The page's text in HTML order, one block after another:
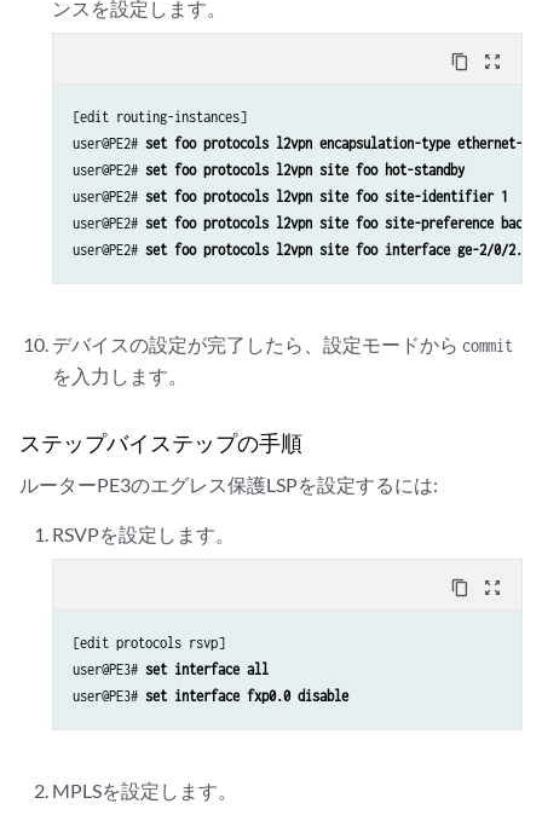
ンスを設定します。
content_copy zoom_out_map
[edit routing-instances]
user@PE2# set foo protocols l2vpn encapsulation-type ethernet-
user@PE2# set foo protocols l2vpn site foo hot-standby
user@PE2# set foo protocols l2vpn site foo site-identifier 1
user@PE2# set foo protocols l2vpn site foo site-preference
user@PE2# set foo protocols l2vpn site foo interface ge-2/0/2.0
デバイスの設定が完了したら、設定モードから commit
を入力します。
ステップバイステップの手順
ルーターPE3のエグレス保護LSPを設定するには:
RSVPを設定します。
content_copy zoom_out_map
[edit protocols rsvp]
user@PE3# set interface all
user@PE3# set interface fxp0.0 disable
MPLSを設定します。